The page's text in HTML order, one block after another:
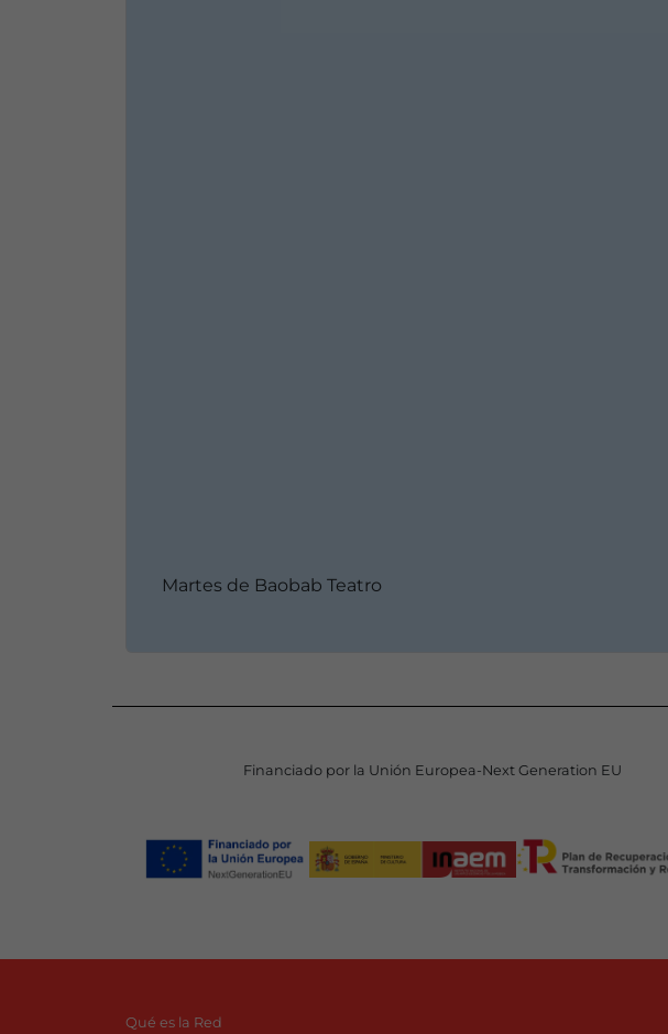
Martes de Baobab Teatro
Financiado por la Unión Europea-Next Generation EU
Qué es la Red